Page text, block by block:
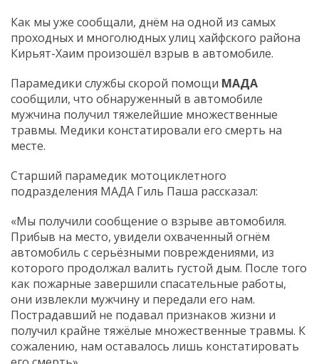
Как мы уже сообщали, днём на одной из самых
проходных и многолюдных улиц хайфского района
Кирьят-Хаим произошёл взрыв в автомобиле.
Парамедики службы скорой помощи МАДА
сообщили, что обнаруженный в автомобиле
мужчина получил тяжелейшие множественные
травмы. Медики констатировали его смерть на
месте.
Старший парамедик мотоциклетного
подразделения МАДА Гиль Паша рассказал:
«Мы получили сообщение о взрыве автомобиля.
Прибыв на место, увидели охваченный огнём
автомобиль с серьёзными повреждениями, из
которого продолжал валить густой дым. После того
как пожарные завершили спасательные работы,
они извлекли мужчину и передали его нам.
Пострадавший не подавал признаков жизни и
получил крайне тяжёлые множественные травмы. К
сожалению, нам оставалось лишь констатировать